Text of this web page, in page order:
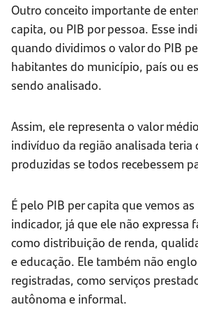
Outro conceito importante de
capita, ou PIB por pessoa. Esse
quando dividimos o valor do PIB
habitantes do município, país ou
sendo analisado.
Assim, ele representa o valor
indivíduo da região analisada teria
produzidas se todos recebessem
É pelo PIB per capita que vemos
indicador, já que ele não expressa
como distribuição de renda,
e educação. Ele também não
registradas, como serviços
autônoma e informal.